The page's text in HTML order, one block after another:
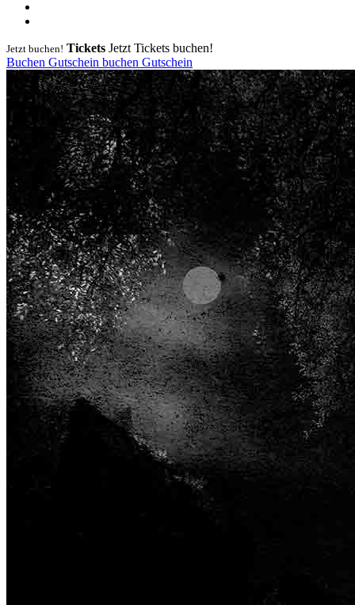
Jetzt buchen! Tickets Jetzt Tickets buchen!
Buchen Gutschein buchen Gutschein